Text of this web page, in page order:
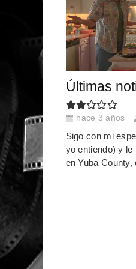
Últimas
hace 3 años
Sigo con mi
yo entiendo) y
en Yuba